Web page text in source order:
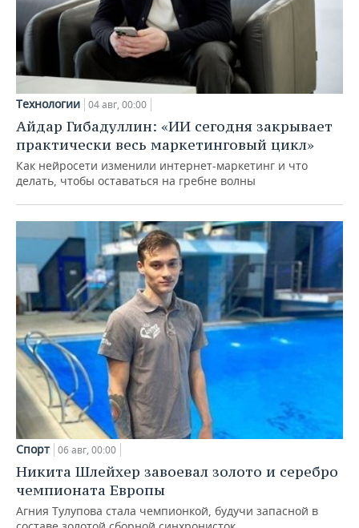
Технологии 04 авг, 00:00
Айдар Гибадуллин: «ИИ сегодня закрывает
практически весь маркетинговый цикл»
Как нейросети изменили интернет-маркетинг и что
делать, чтобы оставаться на гребне волны
Спорт 06 авг, 00:00
Никита Шлейхер завоевал золото и серебро
чемпионата Европы
Агния Тулупова стала чемпионкой, будучи запасной в